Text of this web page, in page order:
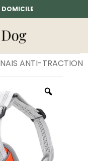
DOMICILE
ANTI-TRACTION